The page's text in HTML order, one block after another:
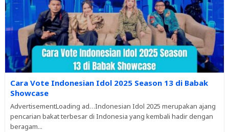
Cara Vote Indonesian Idol 2025 Season 13 di Babak
Showcase
AdvertisementLoading ad…Indonesian Idol 2025 merupakan ajang
pencarian bakat terbesar di Indonesia yang kembali hadir dengan
beragam...